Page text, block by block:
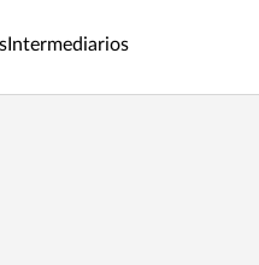
Intermediarios